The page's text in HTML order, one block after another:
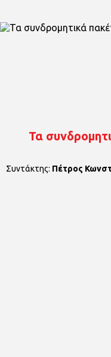
Τα
Συντάκτης: Πέτρος